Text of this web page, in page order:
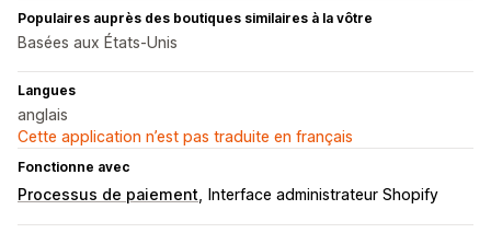
Populaires auprès des boutiques similaires à la vôtre
Basées aux États-Unis
Langues
anglais
Cette application n’est pas traduite en français
Fonctionne avec
Processus de paiement Interface administrateur Shopify